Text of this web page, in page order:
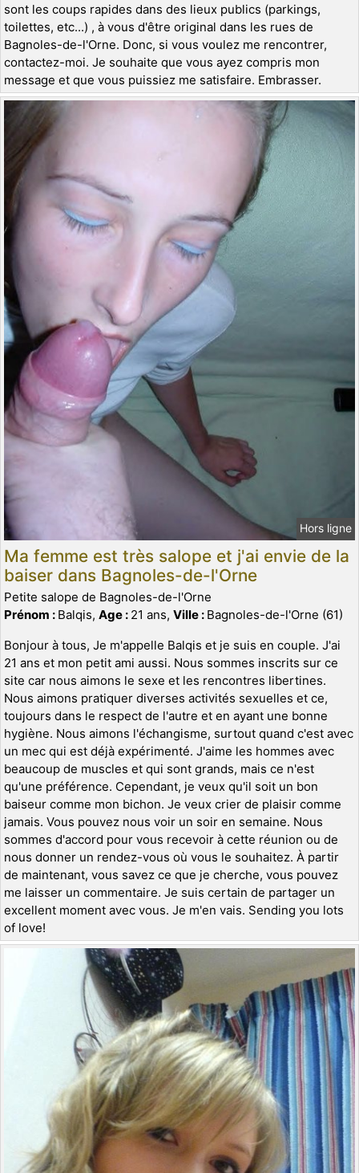
sont les coups rapides dans des lieux publics (parkings,
toilettes, etc...) , à vous d'être original dans les rues de
Bagnoles-de-l'Orne. Donc, si vous voulez me rencontrer,
contactez-moi. Je souhaite que vous ayez compris mon
message et que vous puissiez me satisfaire. Embrasser.
Hors ligne
Ma femme est très salope et j'ai envie de la
baiser dans Bagnoles-de-l'Orne
Petite salope de Bagnoles-de-l'Orne
Prénom : Balqis, Age : 21 ans, Ville : Bagnoles-de-l'Orne (61)
Bonjour à tous, Je m'appelle Balqis et je suis en couple. J'ai
21 ans et mon petit ami aussi. Nous sommes inscrits sur ce
site car nous aimons le sexe et les rencontres libertines.
Nous aimons pratiquer diverses activités sexuelles et ce,
toujours dans le respect de l'autre et en ayant une bonne
hygiène. Nous aimons l'échangisme, surtout quand c'est avec
un mec qui est déjà expérimenté. J'aime les hommes avec
beaucoup de muscles et qui sont grands, mais ce n'est
qu'une préférence. Cependant, je veux qu'il soit un bon
baiseur comme mon bichon. Je veux crier de plaisir comme
jamais. Vous pouvez nous voir un soir en semaine. Nous
sommes d'accord pour vous recevoir à cette réunion ou de
nous donner un rendez-vous où vous le souhaitez. À partir
de maintenant, vous savez ce que je cherche, vous pouvez
me laisser un commentaire. Je suis certain de partager un
excellent moment avec vous. Je m'en vais. Sending you lots
of love!